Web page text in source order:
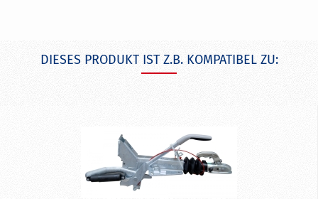
DIESES PRODUKT IST Z.B. KOMPATIBEL ZU: